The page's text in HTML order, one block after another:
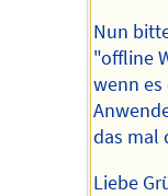
Nun
"offline
wenn
das mal
Liebe